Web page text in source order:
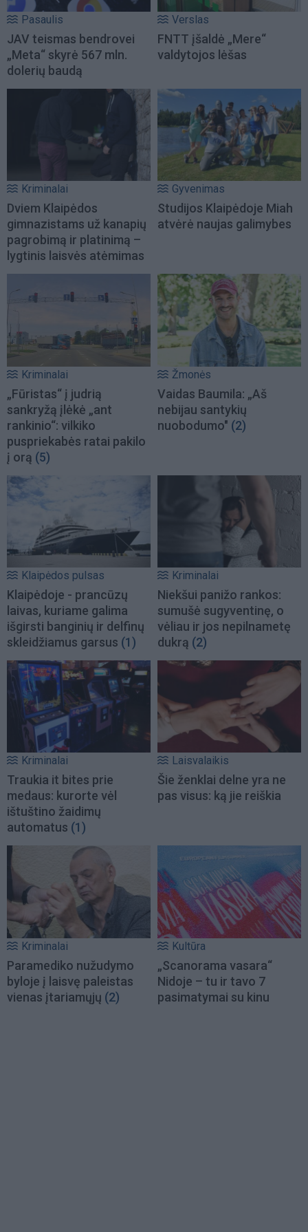
Pasaulis
JAV teismas bendrovei
„Meta“ skyrė 567 mln.
dolerių baudą
Verslas
FNTT įšaldė „Mere“
valdytojos lėšas
Kriminalai
Dviem Klaipėdos
gimnazistams už kanapių
pagrobimą ir platinimą –
lygtinis laisvės atėmimas
Gyvenimas
Studijos Klaipėdoje Miah
atvėrė naujas galimybes
Kriminalai
„Fūristas“ į judrią
sankryžą įlėkė „ant
rankinio“: vilkiko
puspriekabės ratai pakilo
į orą (5)
Žmonės
Vaidas Baumila: „Aš
nebijau santykių
nuobodumo" (2)
Klaipėdos pulsas
Klaipėdoje - prancūzų
laivas, kuriame galima
išgirsti banginių ir delfinų
skleidžiamus garsus (1)
Kriminalai
Niekšui panižo rankos:
sumušė sugyventinę, o
vėliau ir jos nepilnametę
dukrą (2)
Kriminalai
Traukia it bites prie
medaus: kurorte vėl
ištuštino žaidimų
automatus (1)
Laisvalaikis
Šie ženklai delne yra ne
pas visus: ką jie reiškia
Kriminalai
Paramediko nužudymo
byloje į laisvę paleistas
vienas įtariamųjų (2)
Kultūra
„Scanorama vasara“
Nidoje – tu ir tavo 7
pasimatymai su kinu